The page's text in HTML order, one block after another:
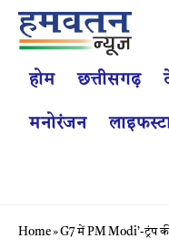
होम छत्तीसगढ़
मनोरंजन
Home»G7 में PM Modi’-ट्रंप की गर्मजोशी